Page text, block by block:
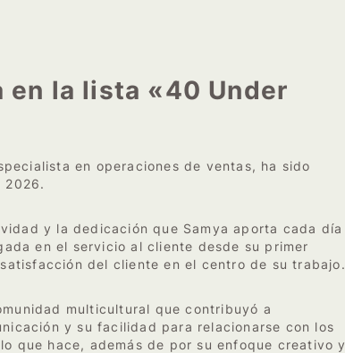
en la lista «40 Under
en operaciones de ventas, ha sido
2026.
y la dedicación que Samya aporta cada día
en el servicio al cliente desde su primer
del cliente en el centro de su trabajo.
multicultural que contribuyó a
y su facilidad para relacionarse con los
que hace, además de por su enfoque creativo y